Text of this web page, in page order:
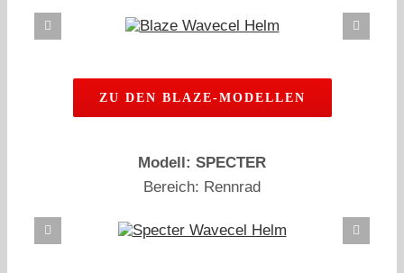
ZU DEN BLAZE-MODELLEN
Modell: SPECTER
Bereich: Rennrad